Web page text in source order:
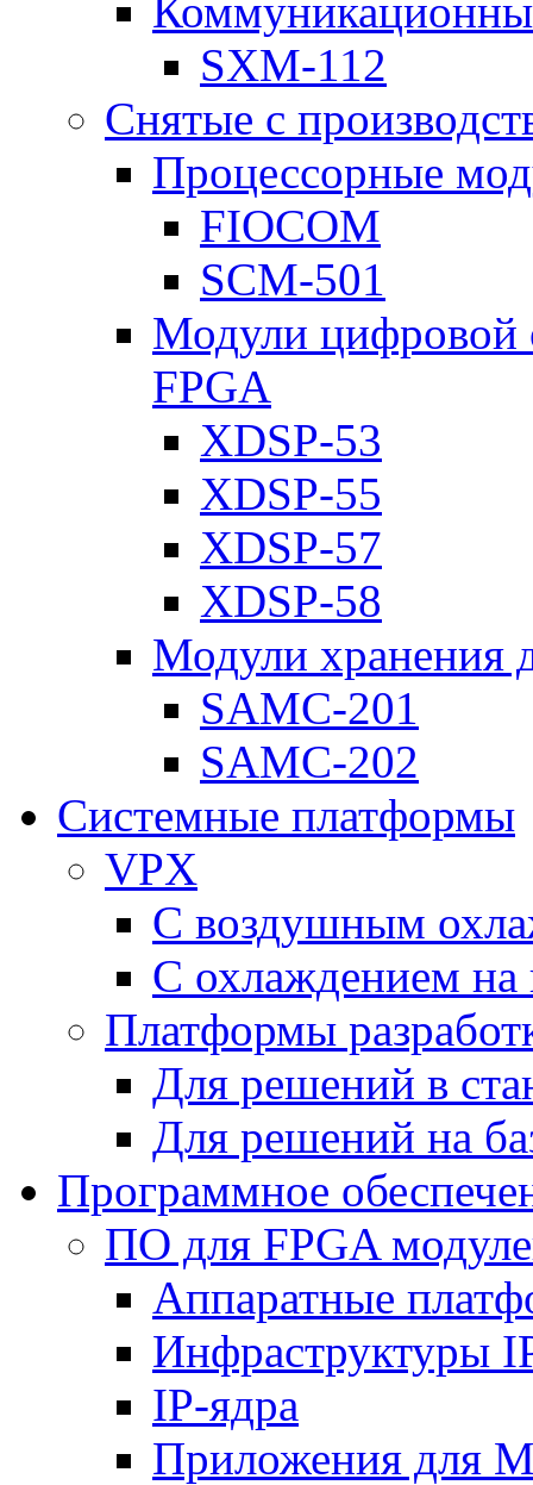
SXM-112
Снятые с
Процессорные
FIOCOM
SCM-501
Модули цифровой
FPGA
XDSP-53
XDSP-55
XDSP-57
XDSP-58
Модули хранения
SAMC-201
SAMC-202
Системные платформы
VPX
С воздушным
С охлаждением на
Платформы
Для решений в
Для решений на
Программное
ПО для FPGA
Аппаратные
Инфраструктуры
IP-ядра
Приложения для